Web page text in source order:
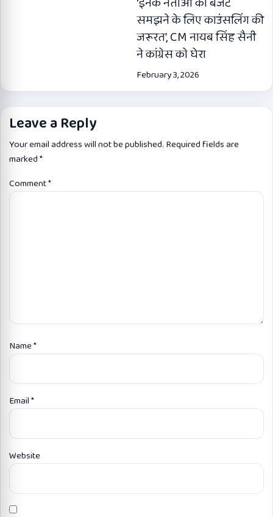
समझने के लिए काउंसलिंग की
जरूरत’, CM नायब सिंह सैनी
ने कांग्रेस को घेरा
February 3, 2026
Leave a Reply
Your email address will not be published. Required fields are
marked*
Comment*
Name*
Email*
Website